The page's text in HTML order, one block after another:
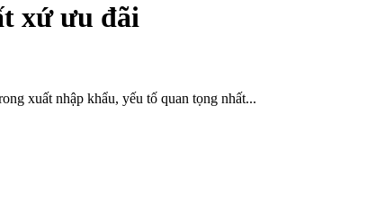
xứ ưu đãi
xuất nhập khẩu, yếu tố quan tọng nhất...